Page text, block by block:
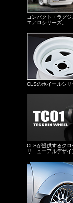
コンパクト・ラグジ
エアロシリーズ。
CLSのホイールシリ
CLSが提供するク
リニューアルデザイ